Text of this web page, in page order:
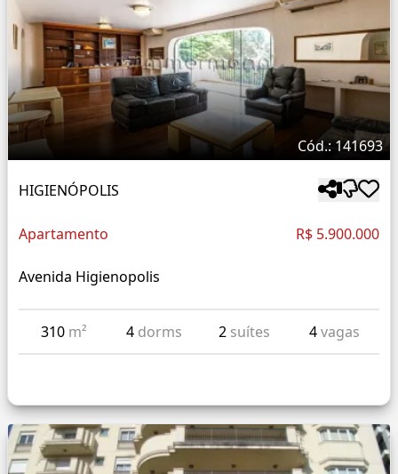
Cód.: 141693
HIGIENÓPOLIS
Apartamento R$ 5.900.000
Avenida Higienopolis
310 m² 4 dorms 2 suítes 4vagas